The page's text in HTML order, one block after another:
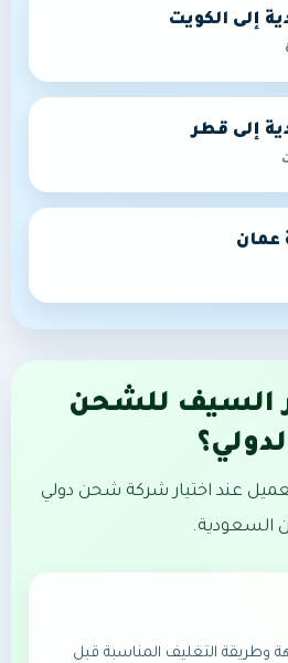
إلى الكويت
إلى قطر
عمان
السيف للشحن
عند اختيار شركة شحن دولي
السعودية.
وطريقة التغليف المناسبة قبل